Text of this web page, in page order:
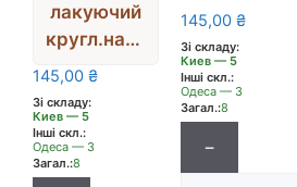
лакуючий
кругл.нако
нечн.”Lack
Hobby Line
Kreul 2-
4мм МІДЬ
145,00 ₴
Зі складу:
Киев — 5
Інші скл.:
Одеса — 3
Загал.:8
145,00 ₴
Зі складу:
Киев — 5
Інші скл.:
Одеса — 3
Загал.:8
−